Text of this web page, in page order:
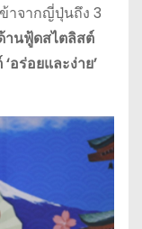
าจากญี่ปุ่นถึง 3
านฟู้ดสไตลิสต์
ร่อยและง่าย’